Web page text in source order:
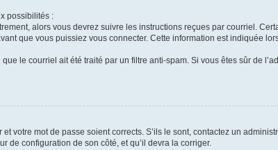
possibilités :
alors vous devrez suivre les instructions reçues par courriel.
que vous puissiez vous connecter. Cette information est indiquée
le courriel ait été traité par un filtre anti-spam. Si vous êtes sûr de
votre mot de passe soient corrects. S’ils le sont, contactez un
de configuration de son côté, et qu’il devra la corriger.